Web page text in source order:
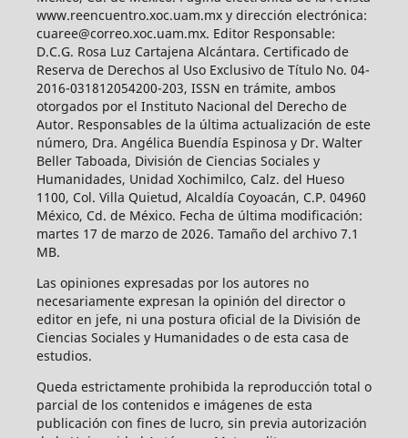
www.reencuentro.xoc.uam.mx y dirección electrónica:
cuaree@correo.xoc.uam.mx. Editor Responsable:
D.C.G. Rosa Luz Cartajena Alcántara. Certificado de
Reserva de Derechos al Uso Exclusivo de Título No. 04-
2016-031812054200-203, ISSN en trámite, ambos
otorgados por el Instituto Nacional del Derecho de
Autor. Responsables de la última actualización de este
número, Dra. Angélica Buendía Espinosa y Dr. Walter
Beller Taboada, División de Ciencias Sociales y
Humanidades, Unidad Xochimilco, Calz. del Hueso
1100, Col. Villa Quietud, Alcaldía Coyoacán, C.P. 04960
México, Cd. de México. Fecha de última modificación:
martes 17 de marzo de 2026. Tamaño del archivo 7.1
MB.
Las opiniones expresadas por los autores no
necesariamente expresan la opinión del director o
editor en jefe, ni una postura oficial de la División de
Ciencias Sociales y Humanidades o de esta casa de
estudios.
Queda estrictamente prohibida la reproducción total o
parcial de los contenidos e imágenes de esta
publicación con fines de lucro, sin previa autorización